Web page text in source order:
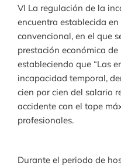
VI La regulación de la
encuentra establecida
convencional, en el que
prestación económica
estableciendo que “Las
incapacidad temporal,
cien por cien del salario
accidente con el tope
profesionales.
Durante el periodo de